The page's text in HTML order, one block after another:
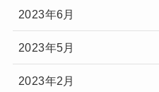
2023年6月
2023年5月
2023年2月